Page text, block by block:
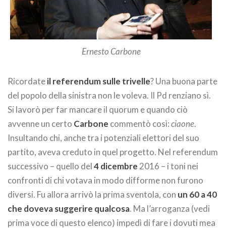
Ernesto Carbone
Ricordateil referendum sulle trivelle? Una buona parte
del popolo della sinistra non le voleva. Il Pd renziano sì.
Si lavorò per far mancare il quorum e quando ciò
avvenne un certo Carbone commentò così:ciaone.
Insultando chi, anche tra i potenziali elettori del suo
partito, aveva creduto in quel progetto. Nel referendum
successivo – quello del4 dicembre2016 – i toni nei
confronti di chi votava in modo difforme non furono
diversi. Fu allora arrivò la prima sventola, con un 60 a 40
che doveva suggerire qualcosa. Ma l’arroganza (vedi
prima voce di questo elenco) impedì di fare i dovuti mea